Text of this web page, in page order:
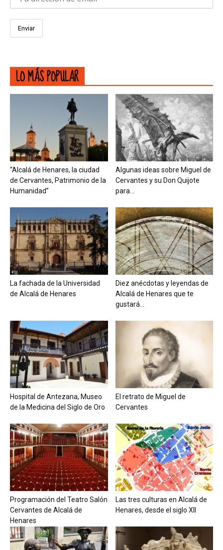
LO MÁS POPULAR
“Alcalá de Henares, la ciudad
de Cervantes, Patrimonio de la
Humanidad”
Algunas ideas sobre Miguel de
Cervantes y su Don Quijote
para...
La fachada de la Universidad
de Alcalá de Henares
Diez anécdotas y leyendas de
Alcalá de Henares que te
gustará...
Hospital de Antezana, Museo
de la Medicina del Siglo de Oro
El retrato de Miguel de
Cervantes
Programación del Teatro Salón
Cervantes de Alcalá de
Henares
Las tres culturas en Alcalá de
Henares, desde el siglo XII